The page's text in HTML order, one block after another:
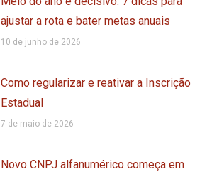
ajustar a rota e bater metas anuais
10 de junho de 2026
Como regularizar e reativar a Inscrição
Estadual
7 de maio de 2026
Novo CNPJ alfanumérico começa em